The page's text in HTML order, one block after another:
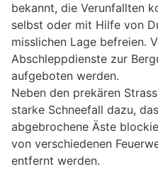
bekannt, die Verunfallten
selbst oder mit Hilfe von
misslichen Lage befreien.
Abschleppdienste zur
aufgeboten werden.
Neben den prekären
starke Schneefall dazu,
abgebrochene Äste
von verschiedenen
entfernt werden.